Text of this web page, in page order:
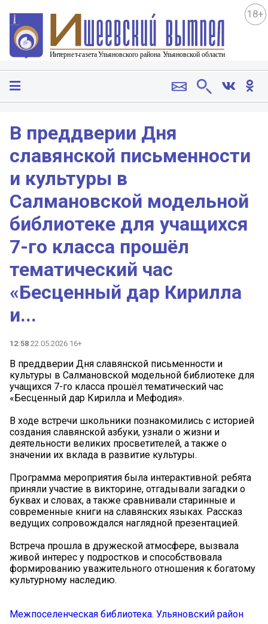
18+
В преддверии Дня
славянской письменности
и культуры в
Салмановской модельной
библиотеке для учащихся
7-го класса прошёл
тематический час
«Бесценный дар Кирилла
и...
12:58 22.05.2026 16+
В преддверии Дня славянской письменности и
культуры в Салмановской модельной библиотеке для
учащихся 7-го класса прошёл тематический час
«Бесценный дар Кирилла и Мефодия».
В ходе встречи школьники познакомились с историей
создания славянской азбуки, узнали о жизни и
деятельности великих просветителей, а также о
значении их вклада в развитие культуры.
Программа мероприятия была интерактивной: ребята
приняли участие в викторине, отгадывали загадки о
буквах и словах, а также сравнивали старинные и
современные книги на славянских языках. Рассказ
ведущих сопровождался наглядной презентацией.
Встреча прошла в дружеской атмосфере, вызвала
живой интерес у подростков и способствовала
формированию уважительного отношения к богатому
культурному наследию.
Межпоселенческая библиотека. Ульяновский район